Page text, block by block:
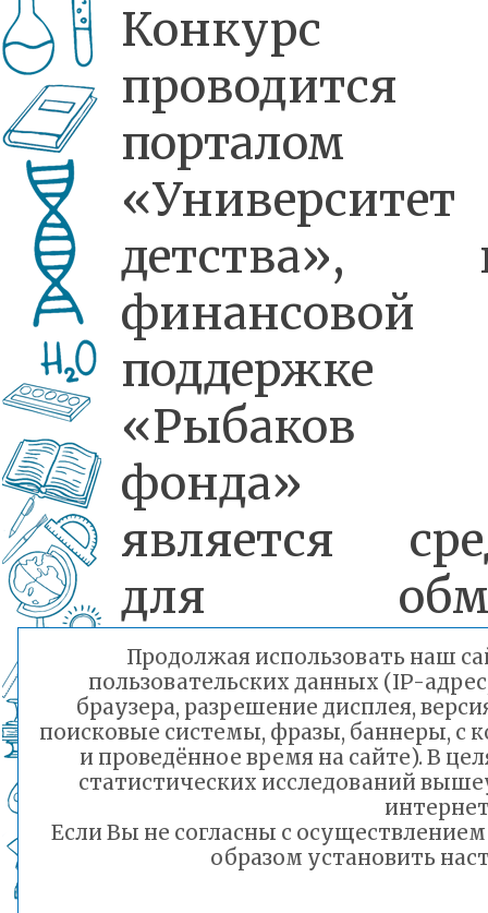
Конкурс
проводится
порталом
«Университет
детства»,
финансовой
поддержке
«Рыбаков
является
для
опытом в
дошкольного
образования,
Продолжая использовать наш
пользовательских данных (IP-
браузера, разрешение дисплея,
поисковые системы, фразы, баннеры, с
и проведённое время на сайте). В
статистических исследований
Если Вы не согласны с
образом установить